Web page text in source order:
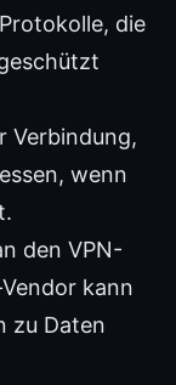
die
Verbindung,
wenn
den VPN-
kann
zu Daten